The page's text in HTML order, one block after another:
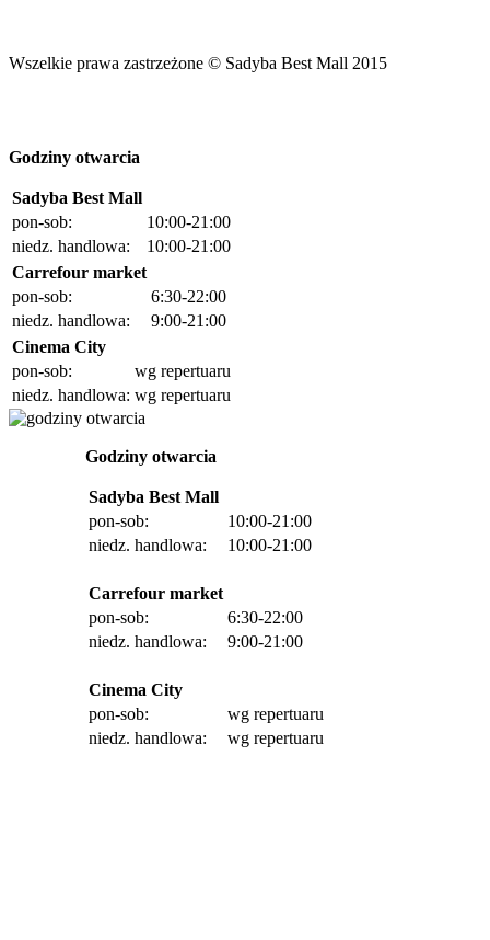
Wszelkie prawa zastrzeżone © Sadyba Best Mall 2015
Godziny otwarcia
Sadyba Best Mall
pon-sob:
10:00-21:00
niedz. handlowa:
10:00-21:00
Carrefour market
pon-sob:
6:30-22:00
niedz. handlowa:
9:00-21:00
Cinema City
pon-sob:
wg repertuaru
niedz. handlowa: wg repertuaru
Godziny otwarcia
Sadyba Best Mall
pon-sob:
10:00-21:00
niedz. handlowa:
10:00-21:00
Carrefour market
pon-sob:
6:30-22:00
niedz. handlowa:
9:00-21:00
Cinema City
pon-sob:
wg repertuaru
niedz. handlowa:
wg repertuaru